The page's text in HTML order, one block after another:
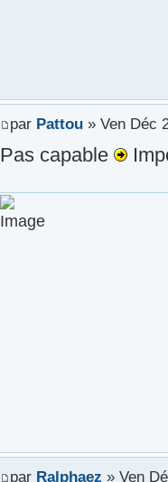
par Pattou» Ven Déc
Pas capable
par Ralphaez » Ven